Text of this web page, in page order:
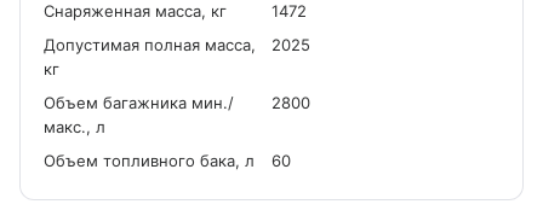
Снаряженная масса, кг
1472
Допустимая полная масса,
кг
2025
Объем багажника мин./
макс., л
2800
Объем топливного бака, л 60